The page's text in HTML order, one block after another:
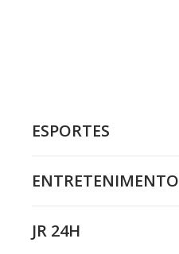
ESPORTES
ENTRETENIMENTO
JR 24H